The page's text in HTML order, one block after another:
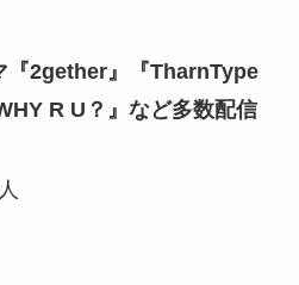
2gether』『TharnType
R U？』など多数配信